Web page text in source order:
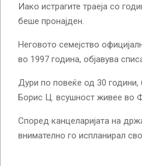
Иако истрагите траеја со
беше пронајден.
Неговото семејство
во 1997 година, објавува
Дури по повеќе од 30
Борис Ц. всушност живее во
Според канцеларијата на
внимателно го испланирал